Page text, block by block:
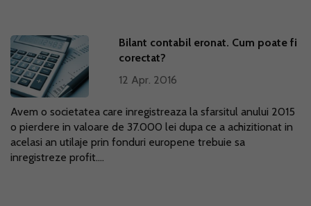
Bilant contabil eronat. Cum poate fi
corectat?
12 Apr. 2016
Avem o societatea care inregistreaza la sfarsitul anului 2015
o pierdere in valoare de 37.000 lei dupa ce a achizitionat in
acelasi an utilaje prin fonduri europene trebuie sa
inregistreze profit....